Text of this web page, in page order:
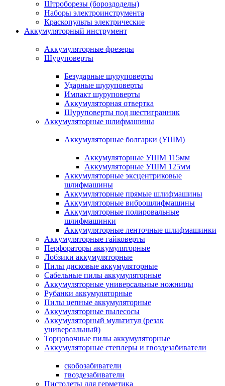
Штроборезы (бороздоделы)
Наборы электроинструмента
Краскопульты электрические
Аккумуляторный инструмент
Аккумуляторные фрезеры
Шуруповерты
Безударные шуруповерты
Ударные шуруповерты
Импакт шуруповерты
Аккумуляторная отвертка
Шуруповерты под шестигранник
Аккумуляторные шлифмашины
Аккумуляторные болгарки (УШМ)
Аккумуляторные УШМ 115мм
Аккумуляторные УШМ 125мм
Аккумуляторные эксцентриковые
шлифмашины
Аккумуляторные прямые шлифмашины
Аккумуляторные виброшлифмашины
Аккумуляторные полировальные
шлифмашинки
Аккумуляторные ленточные шлифмашинки
Аккумуляторные гайковерты
Перфораторы аккумуляторные
Лобзики аккумуляторные
Пилы дисковые аккумуляторные
Сабельные пилы аккумуляторные
Аккумуляторные универсальные ножницы
Рубанки аккумуляторные
Пилы цепные аккумуляторные
Аккумуляторные пылесосы
Аккумуляторный мультитул (резак
универсальный)
Торцовочные пилы аккумуляторные
Аккумуляторные степлеры и гвоздезабиватели
скобозабиватели
гвоздезабиватели
Пистолеты для герметика